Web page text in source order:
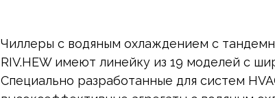
Чиллеры с водяным охлаждением с
RIV.HEW имеют линейку из 19 моделей с
Специально разработанные для систем